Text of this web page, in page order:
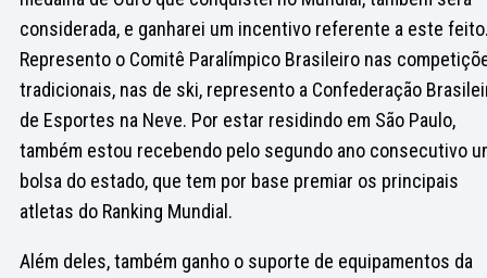
considerada, e ganharei um incentivo referente a este
Represento o Comitê Paralímpico Brasileiro nas
tradicionais, nas de ski, represento a Confederação
de Esportes na Neve. Por estar residindo em São Paulo,
também estou recebendo pelo segundo ano consecutivo
bolsa do estado, que tem por base premiar os principais
atletas do Ranking Mundial.
Além deles, também ganho o suporte de equipamentos da